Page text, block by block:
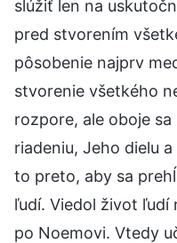
slúžiť len na
pred stvorením
pôsobenie najprv
stvorenie všetkého
rozpore, ale oboje
riadeniu, Jeho dielu
to preto, aby sa
ľudí. Viedol život ľudí
po Noemovi. Vtedy